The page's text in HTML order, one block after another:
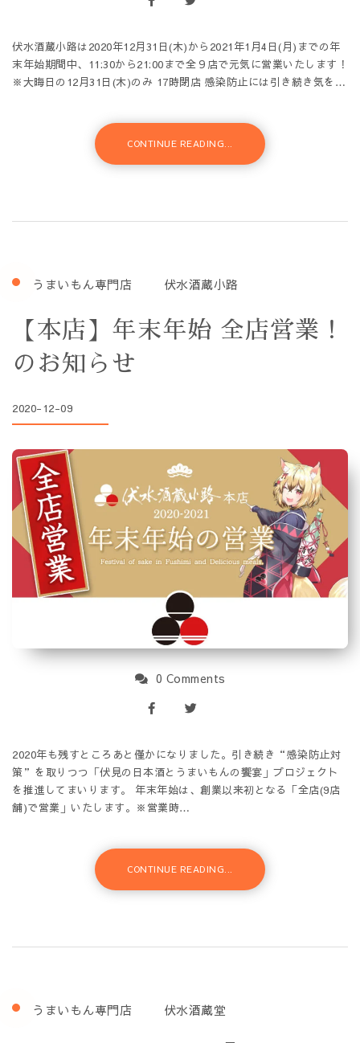
伏水酒蔵小路は2020年12月31日(木)から2021年1月4日(月)までの年
末年始期間中、11:30から21:00まで全９店で元気に営業いたします！
※大晦日の12月31日(木)のみ 17時閉店 感染防止には引き続き気を…
CONTINUE READING...
うまいもん専門店 伏水酒蔵小路
【本店】年末年始 全店営業！
のお知らせ
2020-12-09
0 Comments
2020年も残すところあと僅かになりました。引き続き“感染防止対
策”を取りつつ「伏見の日本酒とうまいもんの饗宴」プロジェクト
を推進してまいります。 年末年始は、創業以来初となる「全店(9店
舗)で営業」いたします。※営業時…
CONTINUE READING...
うまいもん専門店 伏水酒蔵堂